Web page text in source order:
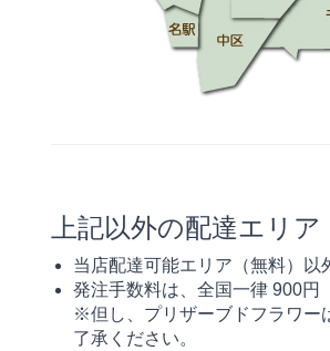
上記以外の配達エリア
当店配達可能エリア（無料）以
発注手数料は、全国一律 900円
※但し、プリザーブドフラワー
了承ください。